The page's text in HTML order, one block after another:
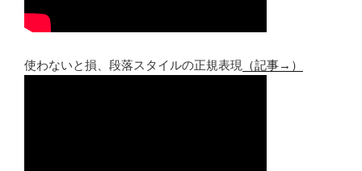
使わないと損、段落スタイルの正規表現 （記事→）